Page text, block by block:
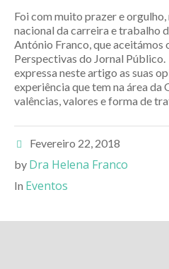
Foi com muito prazer e
nacional da carreira e trabalho
António Franco, que aceitámos
Perspectivas do Jornal
expressa neste artigo as suas
experiência que tem na área
valências, valores e forma de
Fevereiro 22, 2018
by Dra Helena Franco
In Eventos